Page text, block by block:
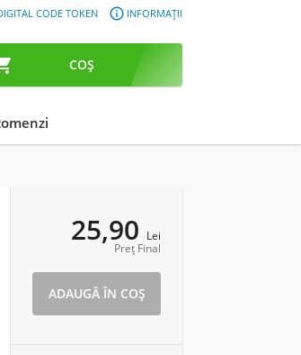
COȘ
 INFORMAȚII
CODE TOKEN
25,90 Lei
Preț Final